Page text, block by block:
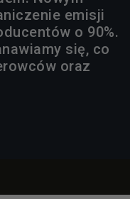
emisji
o 90%.
się, co
oraz